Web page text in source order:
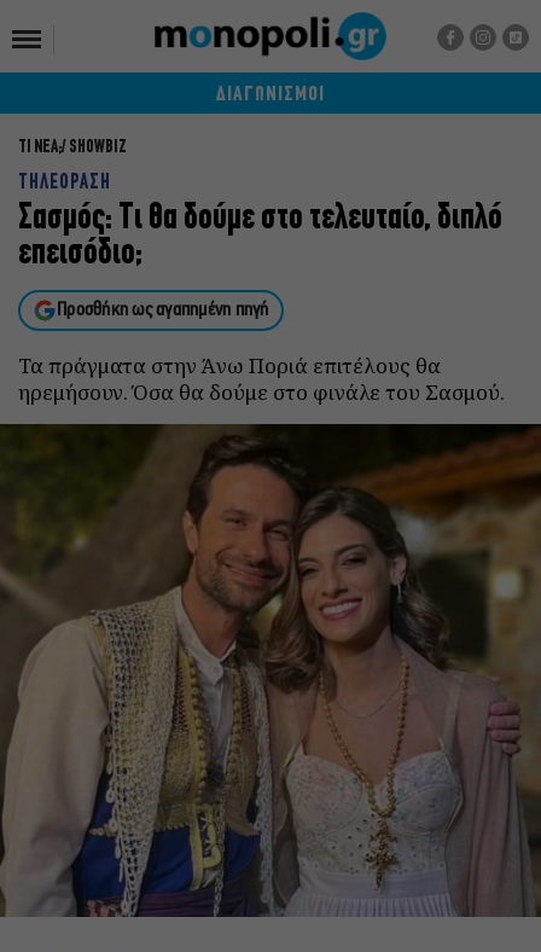
ΔΙΑΓΩΝΙΣΜΟΙ
ΤΙ ΝΕΑ; SHOWBIZ
ΤΗΛΕΟΡΑΣΗ
Σασμός: Τι θα δούμε στο τελευταίο, διπλό
επεισόδιο;
Προσθήκη ως αγαπημένη πηγή
Τα πράγματα στην Άνω Ποριά επιτέλους θα
ηρεμήσουν. Όσα θα δούμε στο φινάλε του Σασμού.